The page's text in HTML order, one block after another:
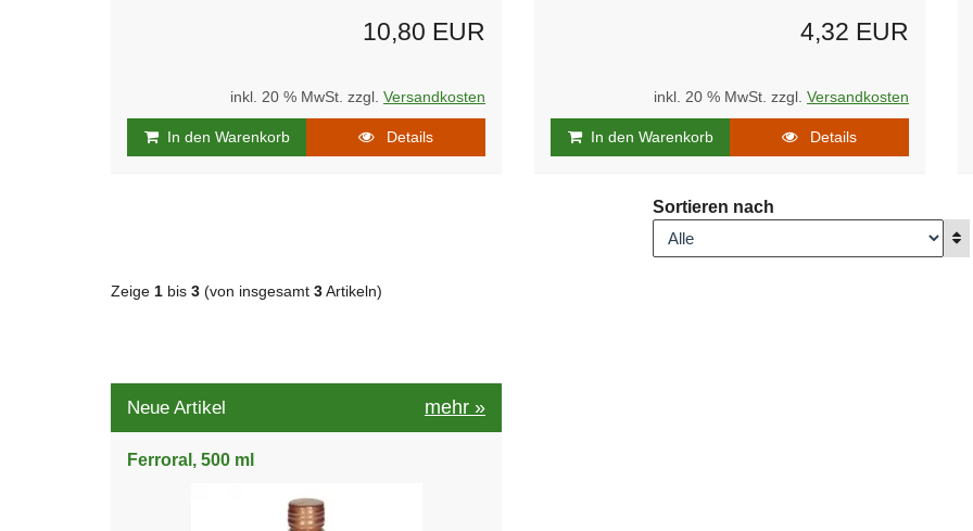
10,80 EUR
inkl. 20 % MwSt. zzgl. Versandkosten
In den Warenkorb Details
4,32 EUR
inkl. 20 % MwSt. zzgl. Versandkosten
In den Warenkorb Details
Sortieren nach
Zeige 1 bis 3 (von insgesamt 3 Artikeln)
Neue Artikel mehr »
Ferroral, 500 ml